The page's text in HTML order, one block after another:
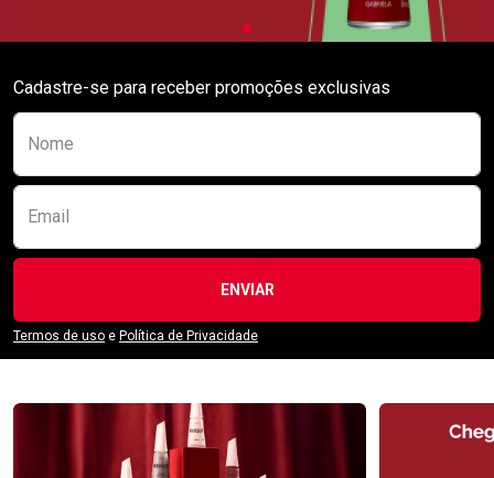
Cadastre-se para receber promoções exclusivas
Nome
Email
ENVIAR
Termos de uso e Política de Privacidade